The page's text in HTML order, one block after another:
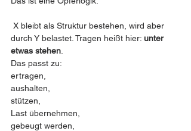
X bleibt als Struktur bestehen, wird aber
durch Y belastet. Tragen heißt hier: unter
etwas stehen
Das passt zu:
ertragen,
aushalten,
stützen,
Last übernehmen,
gebeugt werden,